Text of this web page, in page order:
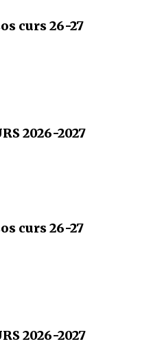
curs 26-27
2026-2027
curs 26-27
2026-2027